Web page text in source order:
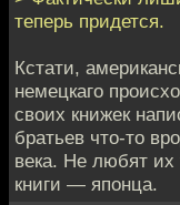
теперь придется.
Кстати,
немецкаго
своих книжек
братьев что-то
века. Не любят
книги — японца.